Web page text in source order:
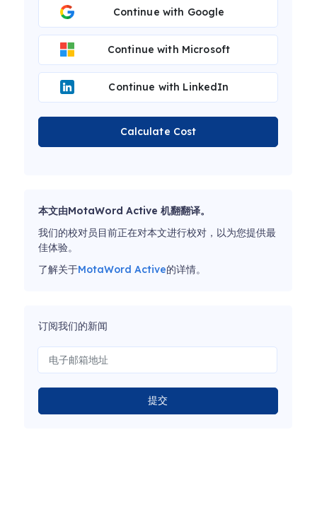
Continue with Google
Continue with Microsoft
Continue with LinkedIn
Calculate Cost
本文由MotaWord Active 机翻翻译。
我们的校对员目前正在对本文进行校对，以为您提供最
佳体验。
了解关于MotaWord Active的详情。
订阅我们的新闻
提交